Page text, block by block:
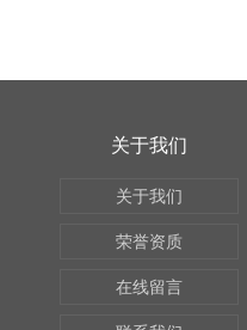
关于我们
关于我们
荣誉资质
在线留言